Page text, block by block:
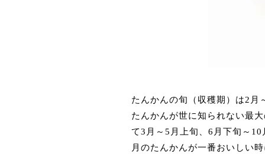
たんかんの旬（収穫期）は2月
たんかんが世に知られない最
て3月～5月上旬、6月下旬～
月のたんかんが一番おいしい